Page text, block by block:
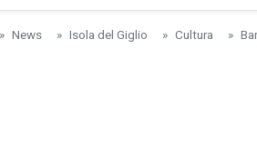
News Isola del Giglio Cultura